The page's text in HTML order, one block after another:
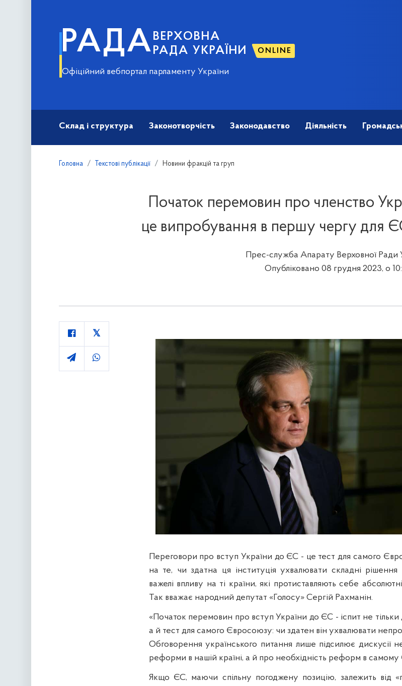
РАДА ВЕРХОВНА
РАДА УКРАЇНИ
ONLINE
Офіційний вебпортал парламенту України
Склад і структура Законотворчість Законодавство Діяльність
Головна Текстові публікації Новини фракцій та груп
Початок перемовин про членство
це випробування в першу чергу для
Прес-служба Апарату Верховної Ради
Опубліковано 08 грудня 2023, о
Переговори про вступ України до ЄС - це тест для самого
на те, чи здатна ця інституція ухвалювати складні рішення
важелі впливу на ті країни, які протиставляють себе
Так вважає народний депутат «Голосу» Сергій Рахманін.
«Початок перемовин про вступ України до ЄС - іспит не тільки
а й тест для самого Євросоюзу: чи здатен він ухвалювати
Обговорення українського питання лише підсилює дискусії
реформи в нашій країні, а й про необхідність реформ в самому
Якщо ЄС, маючи спільну погоджену позицію, залежить від